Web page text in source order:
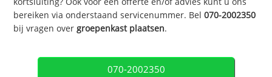
bereiken via onderstaand servicenummer. Bel070-2002350
bij vragen over groepenkast plaatsen.
070-2002350